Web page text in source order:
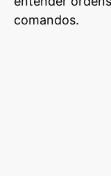
comandos.